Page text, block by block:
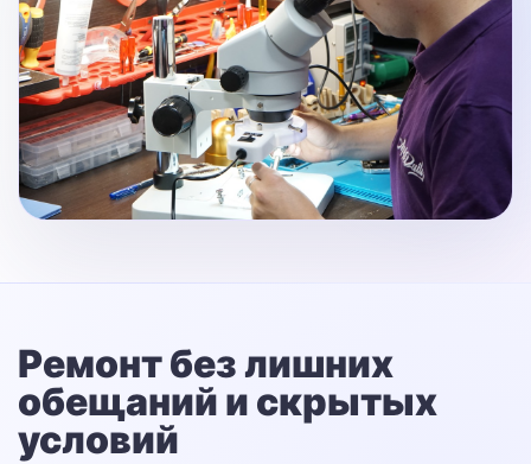
Ремонт без лишних
обещаний и скрытых
условий